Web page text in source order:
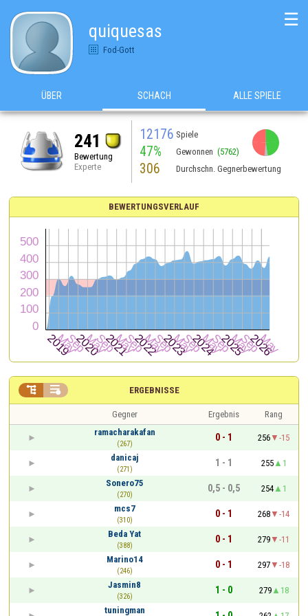
quiquesas
Fod-Gott
☰
ÜBER SCHACH ALLE SPIELE
241
Bewertung
Experte
12176 Spiele
47% Gewonnen (5762)
306 Durchschn. Gegnerbewertung
BEWERTUNGSVERLAUF
ERGEBNISSE
 
Gegner Ergebnis
Rang
ramacharakafan
(267)
0 - 1 256
-15
danicaj
(271)
1 - 1 255
1
Sonero75
(270)
0,5 - 0,5 254
1
mcs7
(310)
0 - 1 268
-14
Beda Yat
(388)
0 - 1 279
-11
Marino14
(246)
0 - 1 297
-18
Jasmin8
(326)
1 - 0 279
18
tuningman